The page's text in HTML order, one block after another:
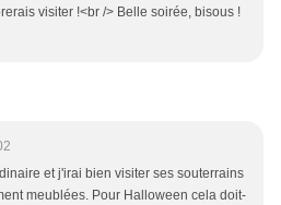
visiter !<br /> Belle soirée, bisous !
et j'irai bien visiter ses souterrains
meublées. Pour Halloween cela doit-